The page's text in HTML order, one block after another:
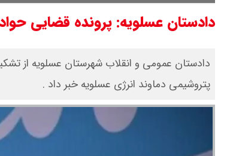
دادستان عسلویه: پرونده قضایی
دادستان عمومی و انقلاب شهرستان عسلویه از
پتروشیمی دماوند انرژی عسلویه خبر داد .